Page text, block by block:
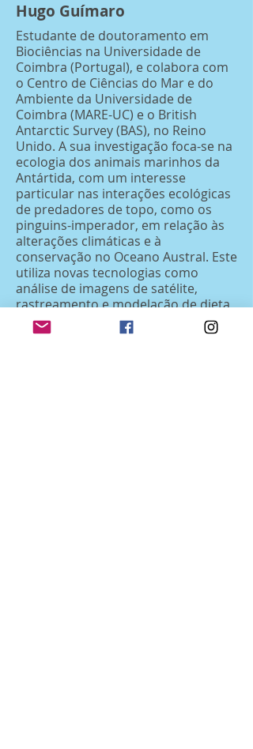
Hugo Guímaro
Estudante de doutoramento em
Biociências na Universidade de
Coimbra (Portugal), e colabora com
o Centro de Ciências do Mar e do
Ambiente da Universidade de
Coimbra (MARE-UC) e o British
Antarctic Survey (BAS), no Reino
Unido. A sua investigação foca-se na
ecologia dos animais marinhos da
Antártida, com um interesse
particular nas interações ecológicas
de predadores de topo, como os
pinguins-imperador, em relação às
alterações climáticas e à
conservação no Oceano Austral. Este
utiliza novas tecnologias como
análise de imagens de satélite,
rastreamento e modelação de dieta
com recurso a análise de ADN. Tem
formação em Biologia com